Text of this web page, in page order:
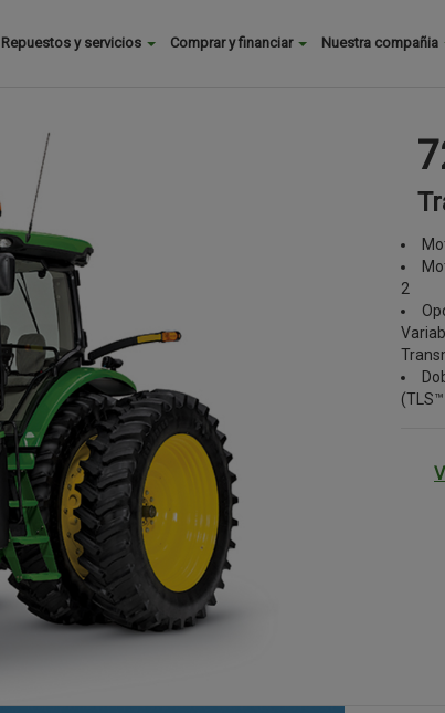
Buscar
Repuestos y servicios Comprar y financiar Nuestra compañia
2